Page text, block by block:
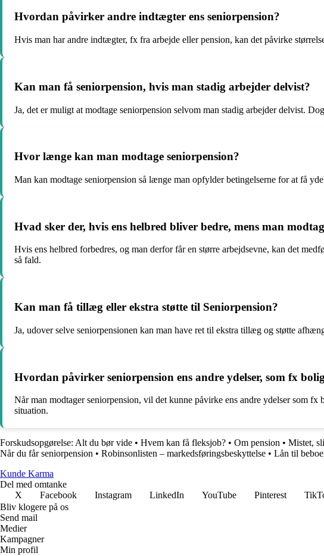
Hvordan påvirker andre indtægter ens seniorpension?
Hvis man har andre indtægter, fx fra arbejde eller pension, kan det påvirke
Kan man få seniorpension, hvis man stadig arbejder delvist?
Ja, det er muligt at modtage seniorpension selvom man stadig arbejder delvist.
Hvor længe kan man modtage seniorpension?
Man kan modtage seniorpension så længe man opfylder betingelserne for at få
Hvad sker der, hvis ens helbred bliver bedre, mens man
Hvis ens helbred forbedres, og man derfor får en større arbejdsevne, kan det
så fald.
Kan man få tillæg eller ekstra støtte til Seniorpension?
Ja, udover selve seniorpensionen kan man have ret til ekstra tillæg og støtte
Hvordan påvirker seniorpension ens andre ydelser, som fx
Når man modtager seniorpension, vil det kunne påvirke ens andre ydelser som
situation.
Forskudsopgørelse: Alt du bør vide • Hvem kan få fleksjob? • Om pension • Mistet,
Når du får seniorpension • Robinsonlisten – markedsføringsbeskyttelse • Lån til
Kunde Karma
Del med omtanke
X
Facebook Instagram LinkedIn YouTube Pinterest
Bliv klogere på os
Send mail
Medier
Kampagner
Min profil